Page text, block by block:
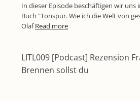
In dieser Episode beschäftigen wir uns
Buch "Tonspur. Wie ich die Welt von
OlafRead more
LITL009 [Podcast] Rezension
Brennen sollst du